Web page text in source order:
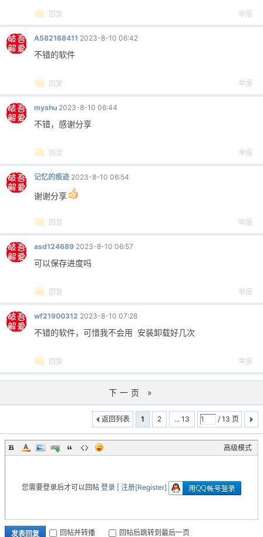
回复 举报
A582168411 2023-8-10 06:42
不错的软件
回复 举报
myshu 2023-8-10 06:44
不错，感谢分享
回复 举报
记忆的痕迹 2023-8-10 06:54
谢谢分享
回复 举报
asd124689 2023-8-10 06:57
可以保存进度吗
回复 举报
wf21900312 2023-8-10 07:28
不错的软件，可惜我不会用 安装卸载好几次
回复 举报
下一页 »
1 2 ... 13 / 13 页
返回列表
高级模式
您需要登录后才可以回帖 登录 注册[Register]
发表回复 回帖并转播 回帖后跳转到最后一页